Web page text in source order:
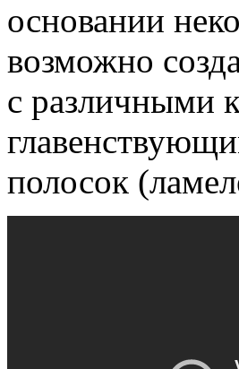
основании
возможно
с различными
полосок